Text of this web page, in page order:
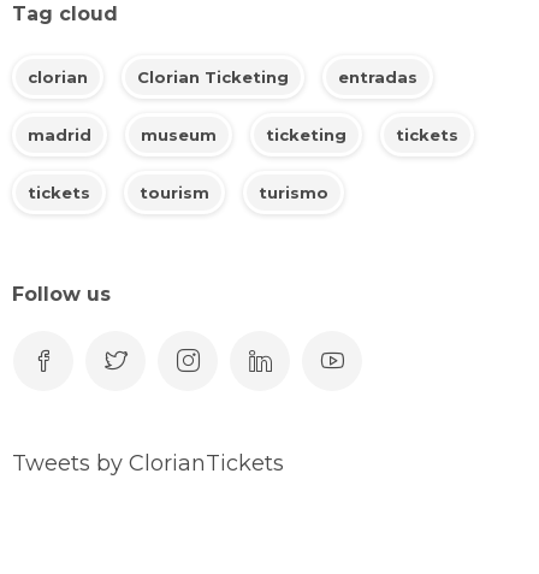
Tag cloud
clorian Clorian Ticketing entradas
madrid museum ticketing tickets
tickets tourism turismo
Follow us
Tweets by ClorianTickets